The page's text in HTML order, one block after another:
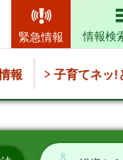
緊急情報
情報検
報 子育てネッ!